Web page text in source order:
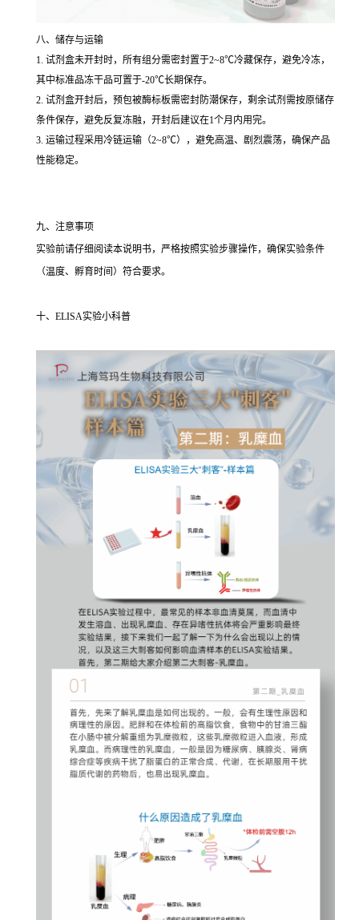
八、储存与运输
1. 试剂盒未开封时，所有组分需密封置于2~8℃冷藏保存，避免冷冻，
其中标准品冻干品可置于-20℃长期保存。
2. 试剂盒开封后，预包被酶标板需密封防潮保存，剩余试剂需按原储存
条件保存，避免反复冻融，开封后建议在1个月内用完。
3. 运输过程采用冷链运输（2~8℃），避免高温、剧烈震荡，确保产品
性能稳定。
九、注意事项
实验前请仔细阅读本说明书，严格按照实验步骤操作，确保实验条件
（温度、孵育时间）符合要求。
十、ELISA实验小科普